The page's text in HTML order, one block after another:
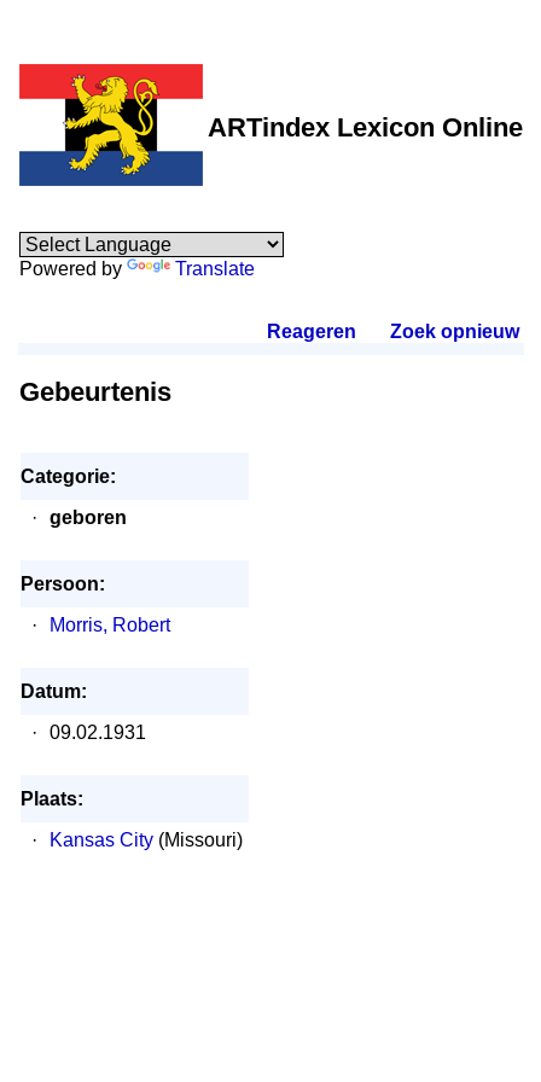
ARTindex Lexicon Online
Powered by Translate
Reageren Zoek opnieuw.
Gebeurtenis
Categorie:
·
geboren
Persoon:
·
Morris, Robert
Datum:
·
09.02.1931
Plaats:
·
Kansas City(Missouri)